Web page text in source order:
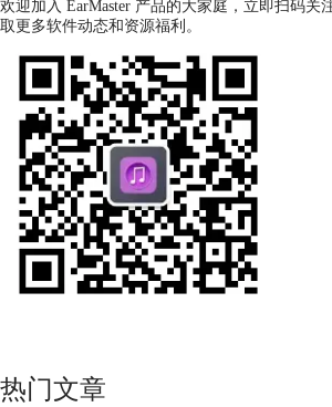
欢迎加入 EarMaster 产品的大家庭，立即扫码关
取更多软件动态和资源福利。
热门文章